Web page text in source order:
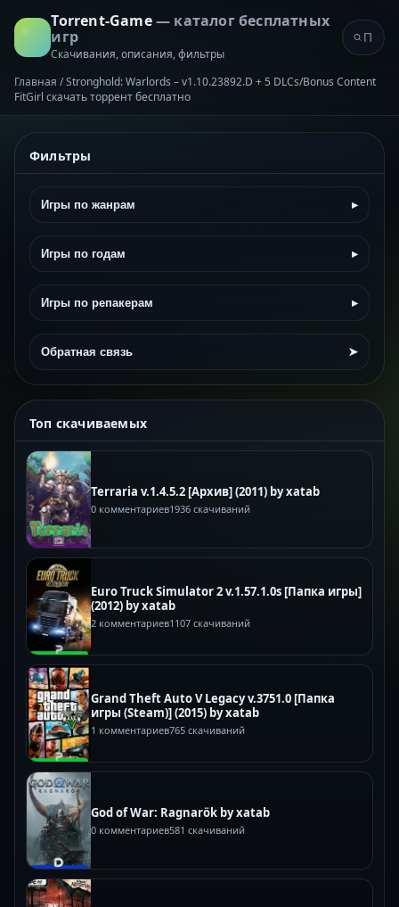
Torrent-Game— каталог бесплатных
игр
Скачивания, описания, фильтры
Главная /Stronghold: Warlords – v1.10.23892.D + 5 DLCs/Bonus Content
FitGirl скачать торрент бесплатно
Фильтры
Игры по жанрам ▸
Игры по годам ▸
Игры по репакерам ▸
Обратная связь ➤
Топ скачиваемых
Terraria v.1.4.5.2 [Архив] (2011) by xatab
0 комментариев1936 скачиваний
Euro Truck Simulator 2 v.1.57.1.0s [Папка игры]
(2012) by xatab
2 комментариев1107 скачиваний
Grand Theft Auto V Legacy v.3751.0 [Папка
игры (Steam)] (2015) by xatab
1 комментариев765 скачиваний
God of War: Ragnarök by xatab
0 комментариев581 скачиваний